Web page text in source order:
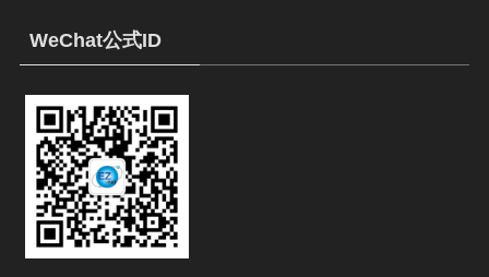
WeChat公式ID